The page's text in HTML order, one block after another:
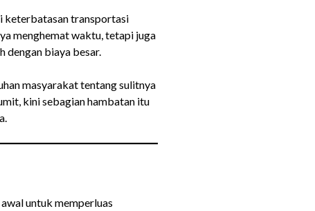
keterbatasan transportasi
menghemat waktu, tetapi juga
dengan biaya besar.
masyarakat tentang sulitnya
kini sebagian hambatan itu
untuk memperluas